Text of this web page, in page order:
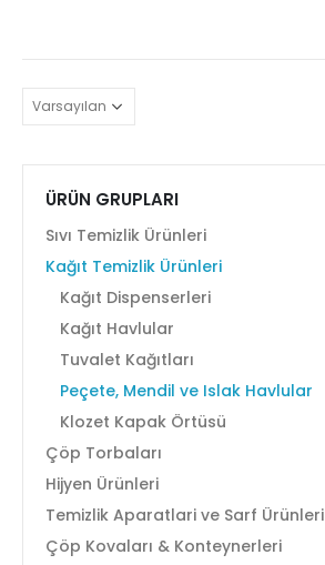
ÜRÜN GRUPLARI
Sıvı Temizlik Ürünleri
Kağıt Temizlik Ürünleri
Kağıt Dispenserleri
Kağıt Havlular
Tuvalet Kağıtları
Peçete, Mendil ve Islak Havlular
Klozet Kapak Örtüsü
Çöp Torbaları
Hijyen Ürünleri
Temizlik Aparatlari ve Sarf Ürünleri
Çöp Kovaları & Konteynerleri